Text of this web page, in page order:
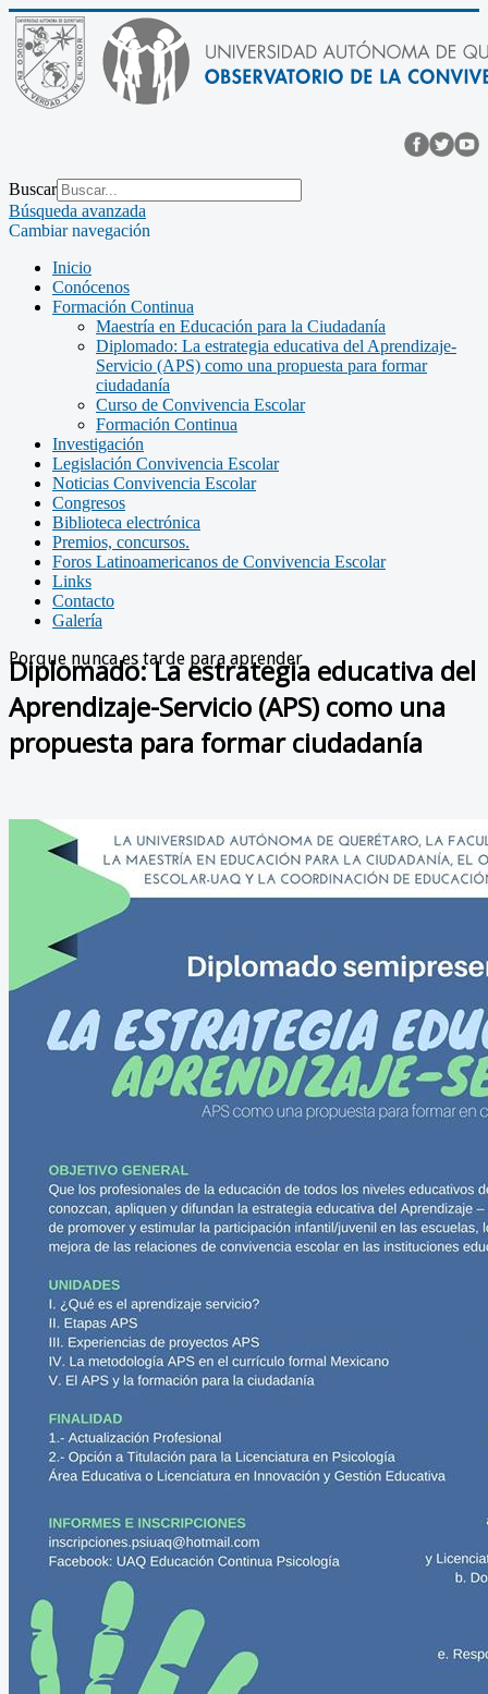
Buscar
Búsqueda avanzada
Cambiar navegación
Inicio
Conócenos
Formación Continua
Maestría en Educación para la Ciudadanía
Diplomado: La estrategia educativa del Aprendizaje-
Servicio (APS) como una propuesta para formar
ciudadanía
Curso de Convivencia Escolar
Formación Continua
Investigación
Legislación Convivencia Escolar
Noticias Convivencia Escolar
Congresos
Biblioteca electrónica
Premios, concursos.
Foros Latinoamericanos de Convivencia Escolar
Links
Contacto
Galería
Porque nunca es tarde para aprender
Diplomado: La estrategia educativa del
Aprendizaje-Servicio (APS) como una
propuesta para formar ciudadanía